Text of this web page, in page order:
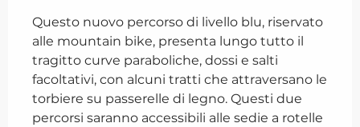
Questo nuovo percorso di livello blu, riservato
alle mountain bike, presenta lungo tutto il
tragitto curve paraboliche, dossi e salti
facoltativi, con alcuni tratti che attraversano le
torbiere su passerelle di legno. Questi due
percorsi saranno accessibili alle sedie a rotelle